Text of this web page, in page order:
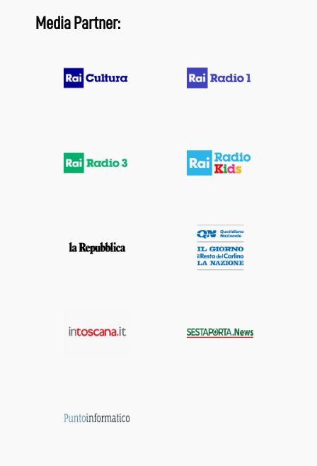
Media Partner: